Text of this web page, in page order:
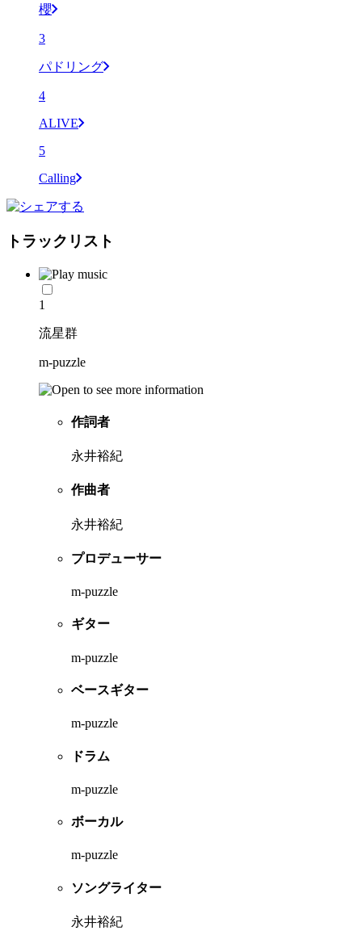
櫻
3
パドリング
4
ALIVE
5
Calling
トラックリスト
1
流星群
m-puzzle
作詞者
永井裕紀
作曲者
永井裕紀
プロデューサー
m-puzzle
ギター
m-puzzle
ベースギター
m-puzzle
ドラム
m-puzzle
ボーカル
m-puzzle
ソングライター
永井裕紀